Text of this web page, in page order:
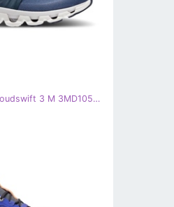
Buty On Running Cloudswift 3 M 3MD10560045 niebieskie